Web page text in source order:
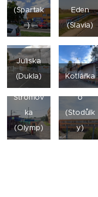
(Spartak
)
Eden
(Slavia)
Juliska
(Dukla)
Kotlářka
Stromov
ka
(Olymp)
ZŠ
Jánskéh
o
(Stodůlk
y)